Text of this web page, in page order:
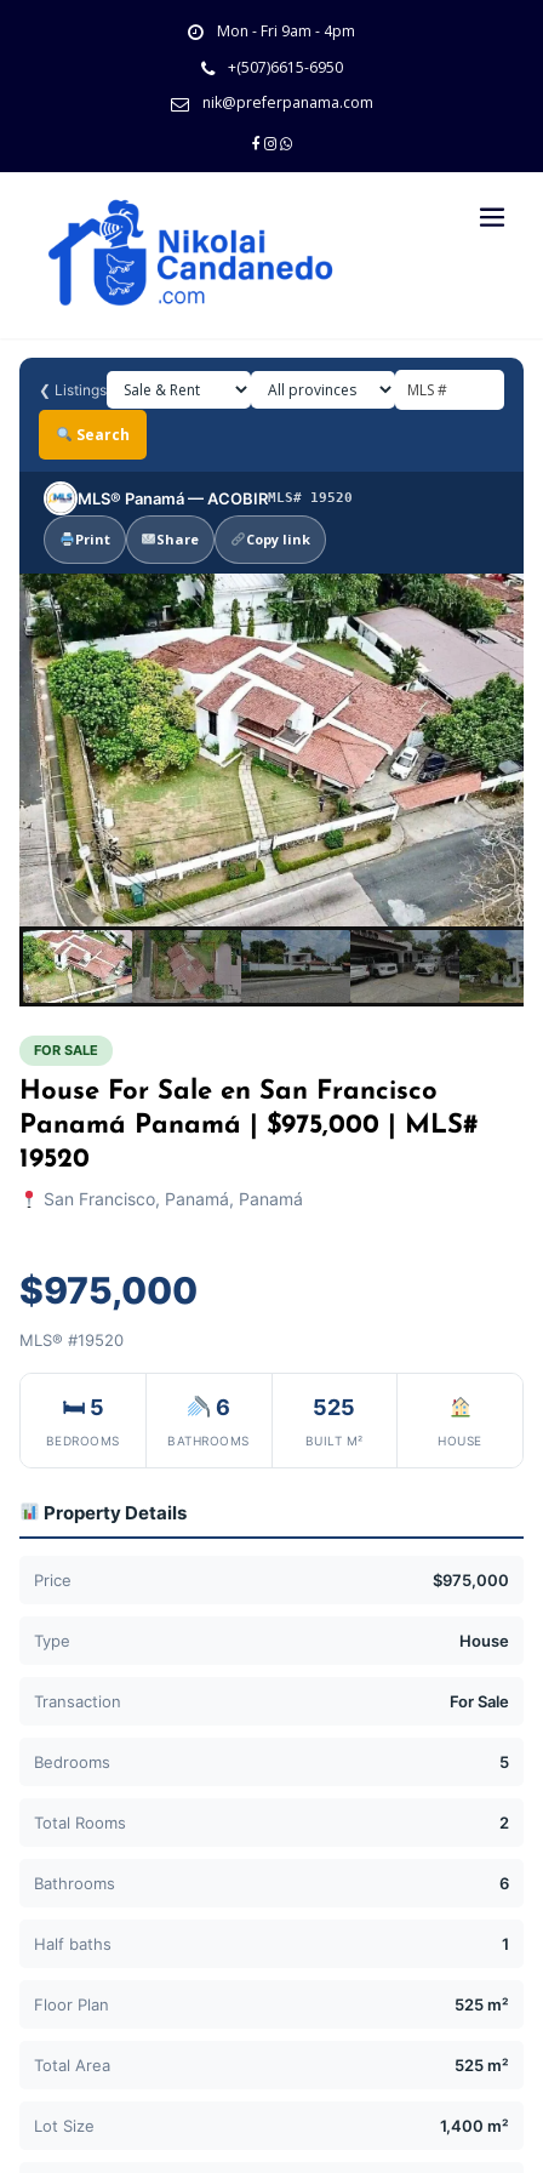
Mon - Fri 9am - 4pm
+(507)6615-6950
nik@preferpanama.com
❮ Listings
Search
MLS® Panamá — ACOBIRMLS# 19520
Print Share Copy link
FOR SALE
House For Sale en San Francisco
Panamá Panamá | $975,000 | MLS#
19520
San Francisco, Panamá, Panamá
$975,000
MLS® #19520
🛏 5
BEDROOMS
6
BATHROOMS
525
BUILT M² HOUSE
Property Details
Price $975,000
Type House
Transaction For Sale
Bedrooms 5
Total Rooms 2
Bathrooms 6
Half baths 1
Floor Plan 525 m²
Total Area 525 m²
Lot Size 1,400 m²